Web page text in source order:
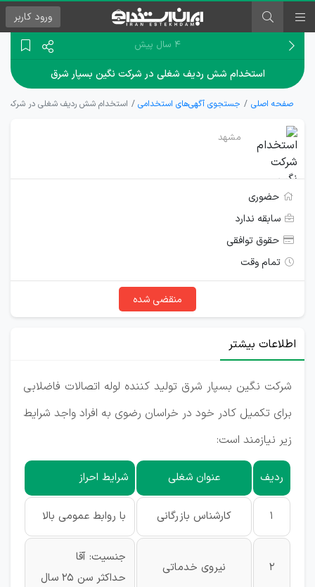
ورود کاربر
۴ سال پیش
استخدام شش ردیف شغلی در شرکت نگین بسپار شرق
صفحه اصلی جستجوی آگهی‌های استخدامی استخدام شش ردیف شغلی در شرکت
مشهد
حضوری
سابقه ندارد
حقوق توافقی
تمام وقت
منقضی شده
اطلاعات بیشتر
شرکت نگین بسپار شرق تولید کننده لوله اتصالات فاضلابی
برای تکمیل کادر خود در خراسان رضوی به افراد واجد شرایط
زیر نیازمند است:
ردیف عنوان شغلی شرایط احراز
1 کارشناس بازرگانی با روابط عمومی بالا
2 نیروی خدماتی
جنسیت: آقا
حداکثر سن 25 سال